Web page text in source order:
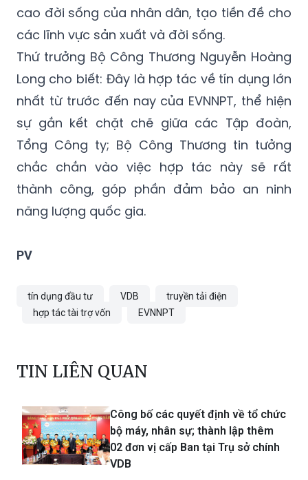
cao đời sống của nhân dân, tạo tiền đề cho
các lĩnh vực sản xuất và đời sống.
Thứ trưởng Bộ Công Thương Nguyễn Hoàng
Long cho biết: Đây là hợp tác về tín dụng lớn
nhất từ trước đến nay của EVNNPT, thể hiện
sự gắn kết chặt chẽ giữa các Tập đoàn,
Tổng Công ty; Bộ Công Thương tin tưởng
chắc chắn vào việc hợp tác này sẽ rất
thành công, góp phần đảm bảo an ninh
năng lượng quốc gia.
PV
tín dụng đầu tư VDB
truyền tải điện
hợp tác tài trợ vốn
EVNNPT
TIN LIÊN QUAN
Công bố các quyết định về tổ chức
bộ máy, nhân sự; thành lập thêm
02 đơn vị cấp Ban tại Trụ sở chính
VDB